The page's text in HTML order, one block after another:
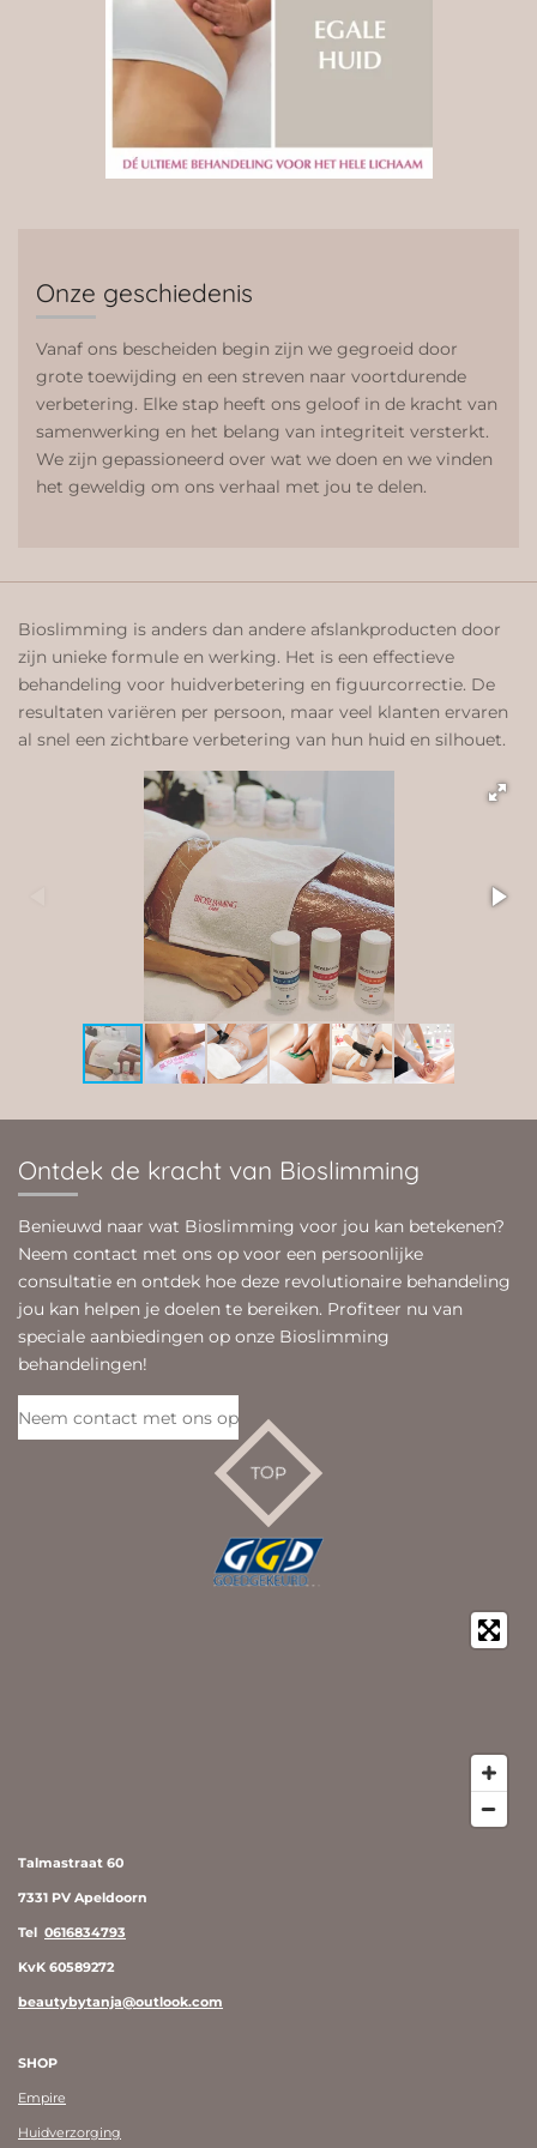
Onze geschiedenis
Vanaf ons bescheiden begin zijn we gegroeid door
grote toewijding en een streven naar voortdurende
verbetering. Elke stap heeft ons geloof in de kracht van
samenwerking en het belang van integriteit versterkt.
We zijn gepassioneerd over wat we doen en we vinden
het geweldig om ons verhaal met jou te delen.
Bioslimming is anders dan andere afslankproducten door
zijn unieke formule en werking. Het is een effectieve
behandeling voor huidverbetering en figuurcorrectie. De
resultaten variëren per persoon, maar veel klanten ervaren
al snel een zichtbare verbetering van hun huid en silhouet.
Ontdek de kracht van Bioslimming
Benieuwd naar wat Bioslimming voor jou kan betekenen?
Neem contact met ons op voor een persoonlijke
consultatie en ontdek hoe deze revolutionaire behandeling
jou kan helpen je doelen te bereiken. Profiteer nu van
speciale aanbiedingen op onze Bioslimming
behandelingen!
Neem contact met ons op
TOP
Talmastraat 60
7331 PV Apeldoorn
Tel 0616834793
KvK 60589272
beautybytanja@outlook.com
SHOP
Empire
Huidverzorging